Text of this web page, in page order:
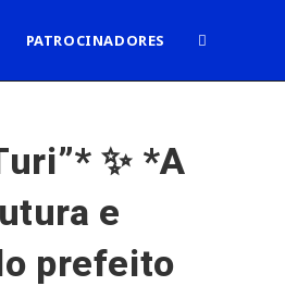
PATROCINADORES ALTERNAR
✨ *A
e
prefeito